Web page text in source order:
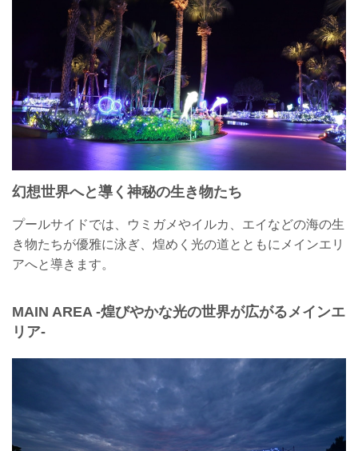
幻想世界へと導く神秘の生き物たち
プールサイドでは、ウミガメやイルカ、エイなどの海の生
き物たちが優雅に泳ぎ、煌めく光の道とともにメインエリ
アへと導きます。
MAIN AREA -煌びやかな光の世界が広がるメインエ
リア-